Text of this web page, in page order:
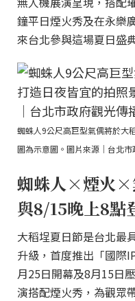
鐘平日煙火秀及在永樂
來台北參與這場夏日盛
蜘蛛人9公尺高巨型氣偶將於大
圖為示意圖。圖片來源｜台北市
蜘蛛人×煙火×
與8/15晚上8點
大稻埕夏日節是台北最
升級，首度推出「國
月25日開幕及8月15日
演搭配煙火秀，為觀眾